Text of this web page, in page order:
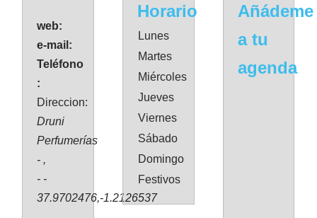
web:
e-mail:
Teléfono
:
Direccion:
Druni
Perfumerías
- ,
- -
37.9702476,-1.2126537
Horario
Lunes
Martes
Miércoles
Jueves
Viernes
Sábado
Domingo
Festivos
Añádeme
a tu
agenda